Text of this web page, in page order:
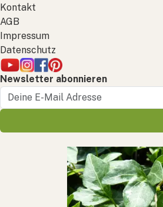
Kontakt
AGB
Impressum
Datenschutz
Newsletter abonnieren